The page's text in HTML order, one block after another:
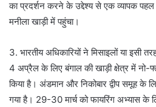
का प्रदर्शन करने के उद्देश्य से एक व्यापक
मनीला खाड़ी में पहुंचा।
3. भारतीय अधिकारियों ने मिसाइलों या इसी
4 अप्रैल के लिए बंगाल की खाड़ी क्षेत्र में नो-
किया है। अंडमान और निकोबार द्वीप समूह के
गया है। 29-30 मार्च को फायरिंग अभ्यास